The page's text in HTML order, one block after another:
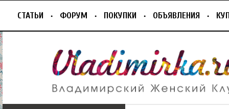
СТАТЬИ ФОРУМ ПОКУПКИ ОБЪЯВЛЕНИЯ